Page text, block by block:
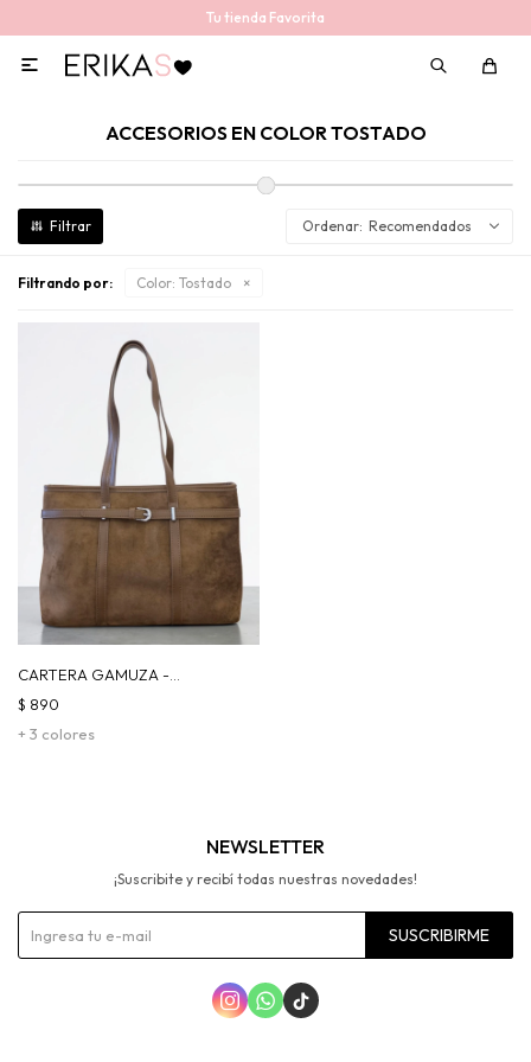
Tu tienda Favorita

ACCESORIOS EN COLOR TOSTADO
Recomendados
Filtrando por: Color: Tostado
CARTERA GAMUZA -
TOSTADO
+ 3 colores
$ 890
NEWSLETTER
¡Suscribite y recibí todas nuestras novedades!
SUSCRIBIRME
  